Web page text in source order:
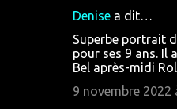
Denise a dit…
Superbe portrait
pour ses 9 ans. Il
Bel après-midi
9 novembre 2022